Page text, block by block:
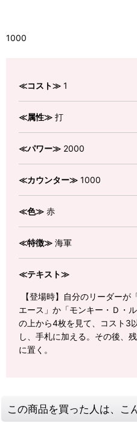
1000
≪コスト≫ 1
≪属性≫ 打
≪パワー≫ 2000
≪カウンター≫ 1000
≪色≫ 赤
≪特徴≫ 海軍
≪テキスト≫
【登場時】自分のリーダーが
エース」か「モンキー・Ｄ・
の上から4枚を見て、コスト3
し、手札に加える。その後、
に置く。
この商品を買った人は、こ